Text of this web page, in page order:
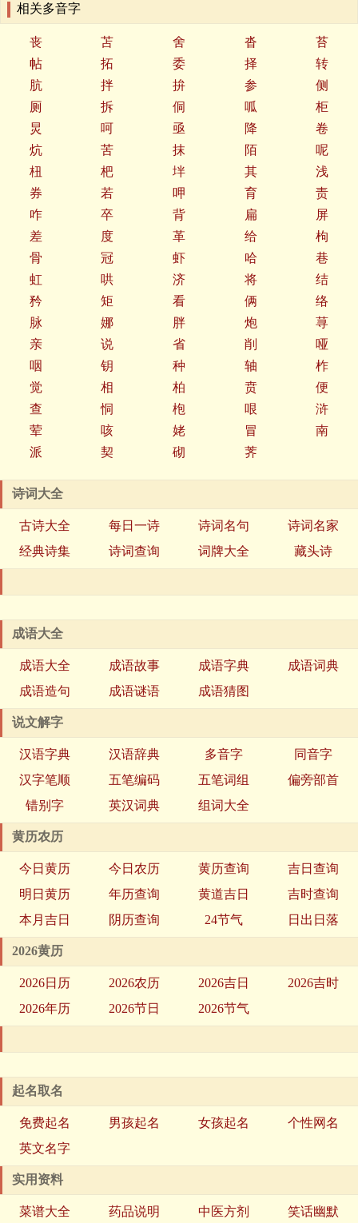
相关多音字
丧 苫 舍 沓
苔
帖
拓 委 择
转
肮
拌 拚 参
侧
厕
拆 侗 呱
柜
炅
呵 亟 降
卷
炕
苦 抹 陌
呢
杻
杷 坢 其
浅
券
若 呷 育
责
咋
卒 背 扁
屏
差
度 革 给
枸
骨
冠 虾 哈
巷
虹
哄 济 将
结
矜
矩 看 俩
络
脉
娜 胖 炮
荨
亲
说 省 削
哑
咽
钥 种 轴
柞
觉
相 柏 贲
便
查
恫 枹 哏
浒
荤
咳 姥 冒
南
派
契 砌 荠
诗词大全
古诗大全 每日一诗 诗词名句
诗词名家
经典诗集
诗词查询 词牌大全 藏头诗
成语大全
成语大全 成语故事 成语字典
成语词典
成语造句
成语谜语 成语猜图
说文解字
汉语字典 汉语辞典 多音字
同音字
汉字笔顺
五笔编码 五笔词组
偏旁部首
错别字
英汉词典 组词大全
黄历农历
今日黄历 今日农历 黄历查询
吉日查询
明日黄历
年历查询 黄道吉日
吉时查询
本月吉日
阴历查询 24节气 日出日落
2026黄历
2026日历 2026农历 2026吉日
2026吉时
2026年历
2026节日 2026节气
起名取名
免费起名 男孩起名 女孩起名
个性网名
英文名字
实用资料
菜谱大全 药品说明 中医方剂 笑话幽默